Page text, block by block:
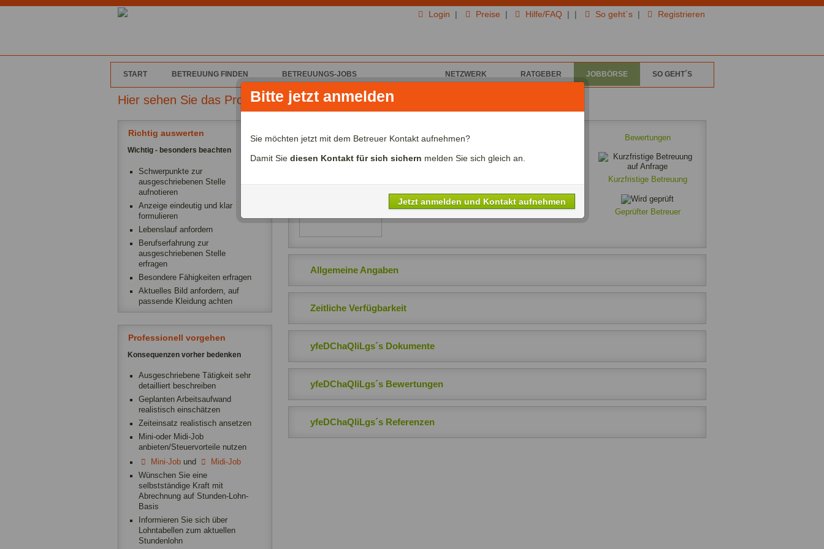
Login | Preise | Hilfe/FAQ | | So geht`s | Registrieren
START BETREUUNG FINDEN BETREUUNGS-JOBS SO GEHT´S
JOBBÖRSE
RATGEBER
NETZWERK
Hier sehen Sie das Profil von YfeDChaQliLgs P. für Haus & Garten
Richtig auswerten
Wichtig - besonders beachten
Schwerpunkte zur
ausgeschriebenen Stelle
aufnotieren
Anzeige eindeutig und klar
formulieren
Lebenslauf anfordern
Berufserfahrung zur
ausgeschriebenen Stelle
erfragen
Besondere Fähigkeiten erfragen
Aktuelles Bild anfordern, auf
passende Kleidung achten
Professionell vorgehen
Konsequenzen vorher bedenken
Ausgeschriebene Tätigkeit sehr
detailliert beschreiben
Geplanten Arbeitsaufwand
realistisch einschätzen
Zeiteinsatz realistisch ansetzen
Mini-oder Midi-Job
anbieten/Steuervorteile nutzen
Mini-Jobund
Midi-Job
Wünschen Sie eine
selbstständige Kraft mit
Abrechnung auf Stunden-Lohn-
Basis
Informieren Sie sich über
Lohntabellen zum aktuellen
Stundenlohn
YfeDChaQliLgs P. aus
Sprachen:
Bewertungen
Kurzfristige Betreuung
Geprüfter Betreuer
Allgemeine Angaben
Zeitliche Verfügbarkeit
yfeDChaQliLgs´s Dokumente
yfeDChaQliLgs´s Bewertungen
yfeDChaQliLgs´s Referenzen
Bitte jetzt anmelden
Sie möchten jetzt mit dem Betreuer Kontakt aufnehmen?
Damit Sie diesen Kontakt für sich sichern melden Sie sich gleich an.
Jetzt anmelden und Kontakt aufnehmen